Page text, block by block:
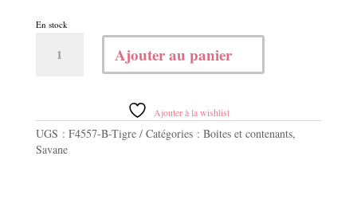
En stock
Ajouter au panier
Ajouter à la wishlist
UGS : F4557-B-Tigre Catégories : Boites et contenants,
Savane